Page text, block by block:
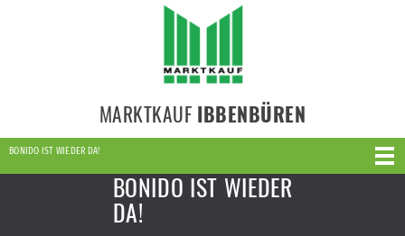
MARKTKAUF IBBENBÜREN
BONIDO IST WIEDER DA!
BONIDO IST WIEDER
DA!